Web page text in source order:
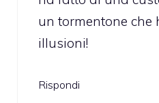
un tormentone che
illusioni!
Rispondi